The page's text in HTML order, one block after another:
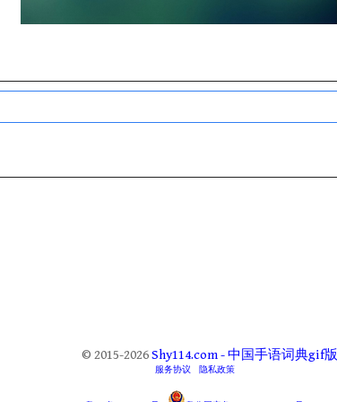
© 2015-2026Shy114.com - 中国手语词典gif版
服务协议 隐私政策